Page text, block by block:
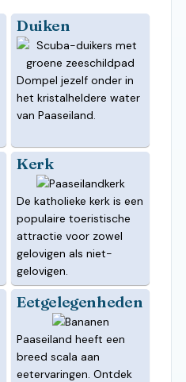
Duiken
Dompel jezelf onder in
het kristalheldere water
van Paaseiland.
Kerk
De katholieke kerk is een
populaire toeristische
attractie voor zowel
gelovigen als niet-
gelovigen.
Eetgelegenheden
Paaseiland heeft een
breed scala aan
eetervaringen. Ontdek